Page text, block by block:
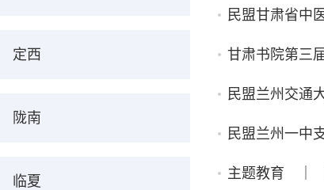
定西
陇南
临夏
民盟甘肃省中
甘肃书院第三
民盟兰州交通
民盟兰州一中
主题教育 ｜